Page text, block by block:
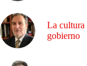
La cultura
gobierno